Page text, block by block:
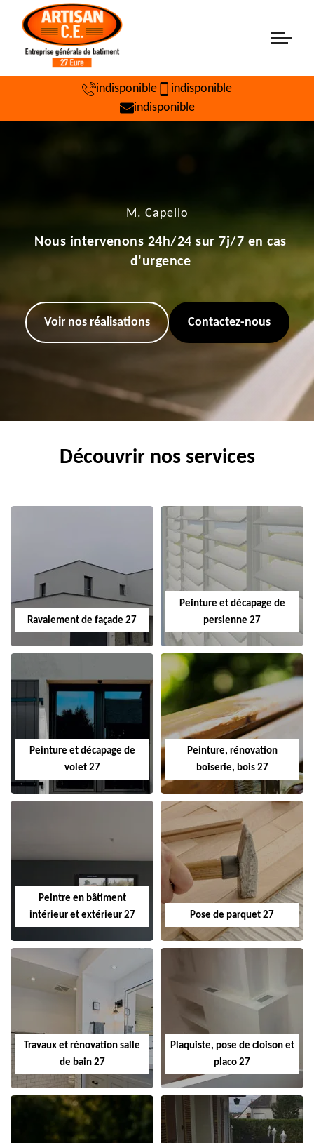
indisponible
indisponible
indisponible
M. Capello
Nous intervenons 24h/24 sur 7j/7 en cas
d'urgence
Voir nos réalisations Contactez-nous
Découvrir nos services
Ravalement de façade 27
Peinture et décapage de
persienne 27
Peinture et décapage de
volet 27
Peinture, rénovation
boiserie, bois 27
Peintre en bâtiment
intérieur et extérieur 27
Pose de parquet 27
Travaux et rénovation salle
de bain 27
Plaquiste, pose de cloison et
placo 27